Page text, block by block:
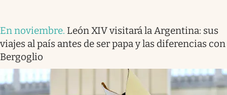
En noviembre. León XIV visitará la Argentina: sus
viajes al país antes de ser papa y las diferencias con
Bergoglio